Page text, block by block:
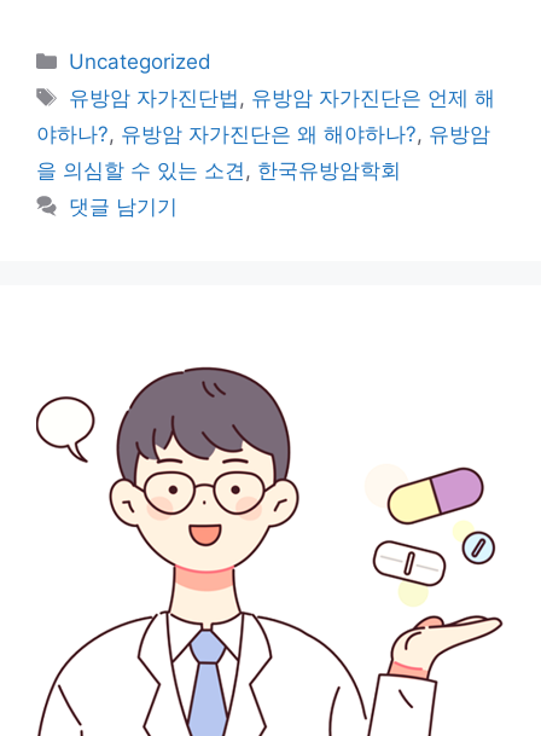
카
테
리
Uncategorized
태
그
유방암 자가진단법, 유방암 자가진단은 언제 해
야하나?, 유방암 자가진단은 왜 해야하나?, 유방암
을 의심할 수 있는 소견, 한국유방암학회
댓글 남기기